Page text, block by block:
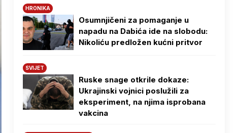
HRONIKA
Osumnjičeni za pomaganje u
napadu na Dabića ide na slobodu:
Nikoliću predložen kućni pritvor
SVIJET
Ruske snage otkrile dokaze:
Ukrajinski vojnici poslužili za
eksperiment, na njima isprobana
vakcina